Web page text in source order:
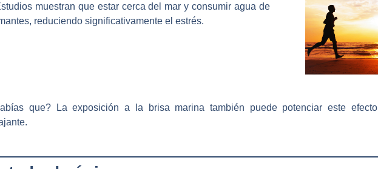
muestran que estar cerca del mar y consumir agua de
reduciendo significativamente el estrés.
que?La exposición a la brisa marina también puede potenciar este efecto